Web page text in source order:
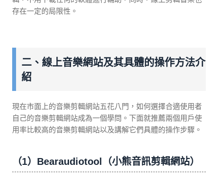
存在一定的局限性。
二、線上音樂網站及其具體的操作方法介
紹
現在市面上的音樂剪輯網站五花八門，如何選擇合適使用者
自己的音樂剪輯網站成為一個學問。下面就推薦兩個用戶使
用率比較高的音樂剪輯網站以及講解它們具體的操作步驟。
（1）Bearaudiotool（小熊音訊剪輯網站）